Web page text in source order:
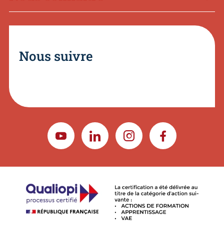
Nous suivre
YOUTUBELINKEDININSTAGRAMFACEBOOK